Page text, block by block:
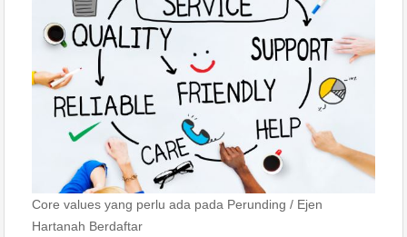
Core values yang perlu ada pada Perunding / Ejen
Hartanah Berdaftar